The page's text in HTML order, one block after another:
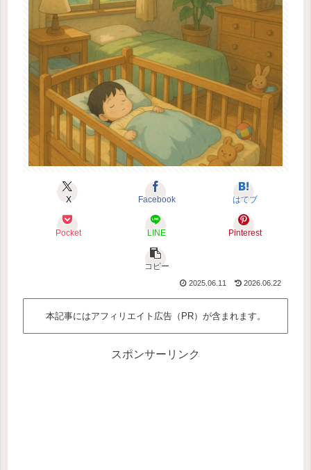
X Facebook はてブ
Pocket LINE Pinterest
コピー
2025.06.11 2026.06.22
本記事にはアフィリエイト広告（PR）が含まれます。
スポンサーリンク